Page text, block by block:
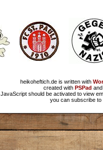
heikoheftich.de is written with
created with PSPad
JavaScript should be activated to view
you can subscribe